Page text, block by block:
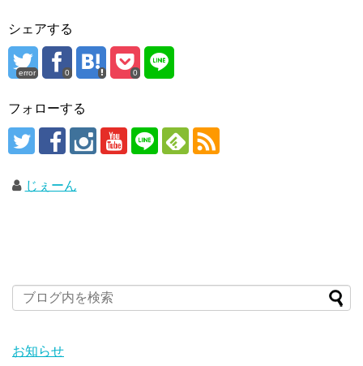
シェアする
error 0 0
フォローする
じぇーん
お知らせ